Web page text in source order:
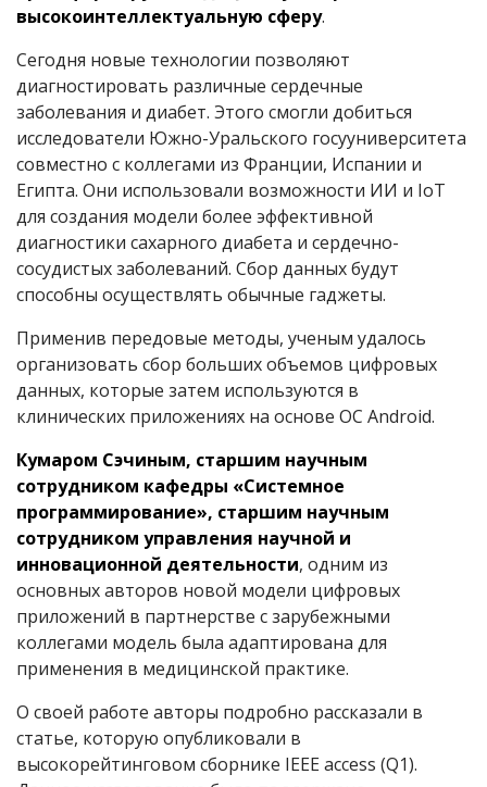
высокоинтеллектуальную сферу.
Сегодня новые технологии позволяют
диагностировать различные сердечные
заболевания и диабет. Этого смогли добиться
исследователи Южно-Уральского госууниверситета
совместно с коллегами из Франции, Испании и
Египта. Они использовали возможности ИИ и IoT
для создания модели более эффективной
диагностики сахарного диабета и сердечно-
сосудистых заболеваний. Сбор данных будут
способны осуществлять обычные гаджеты.
Применив передовые методы, ученым удалось
организовать сбор больших объемов цифровых
данных, которые затем используются в
клинических приложениях на основе ОС Android.
Кумаром Сэчиным, старшим научным
сотрудником кафедры «Системное
программирование», старшим научным
сотрудником управления научной и
инновационной деятельности, одним из
основных авторов новой модели цифровых
приложений в партнерстве с зарубежными
коллегами модель была адаптирована для
применения в медицинской практике.
О своей работе авторы подробно рассказали в
статье, которую опубликовали в
высокорейтинговом сборнике IEEE access (Q1).